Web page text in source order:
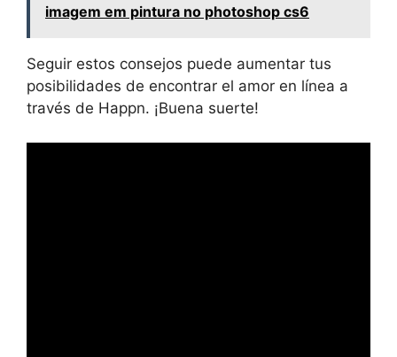
imagem em pintura no photoshop cs6
Seguir estos consejos puede aumentar tus
posibilidades de encontrar el amor en línea a
través de Happn. ¡Buena suerte!